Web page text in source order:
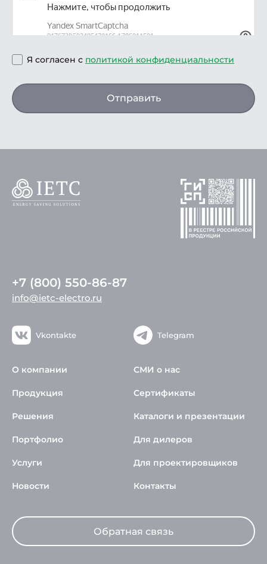
Я согласен с политикой конфиденциальности
Отправить
+7 (800) 550-86-87
info@ietc-electro.ru
Vkontakte Telegram
О компании
Продукция
Решения
Портфолио
Услуги
Новости
СМИ о нас
Сертификаты
Каталоги и презентации
Для дилеров
Для проектировщиков
Контакты
Обратная связь